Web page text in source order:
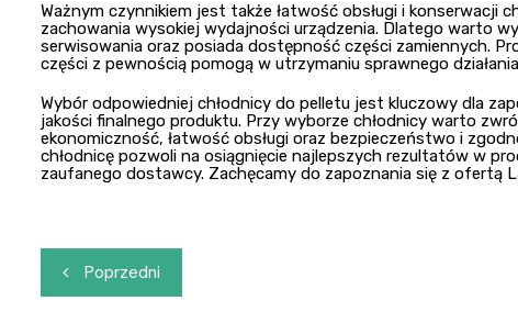
Ważnym czynnikiem jest także łatwość obsługi i konserwacji
zachowania wysokiej wydajności urządzenia. Dlatego warto
serwisowania oraz posiada dostępność części zamiennych.
części z pewnością pomogą w utrzymaniu sprawnego
Wybór odpowiedniej chłodnicy do pelletu jest kluczowy dla
jakości finalnego produktu. Przy wyborze chłodnicy warto
ekonomiczność, łatwość obsługi oraz bezpieczeństwo i
chłodnicę pozwoli na osiągnięcie najlepszych rezultatów w
zaufanego dostawcy. Zachęcamy do zapoznania się z ofertą
Nawigacja
wpisu
Poprzedni